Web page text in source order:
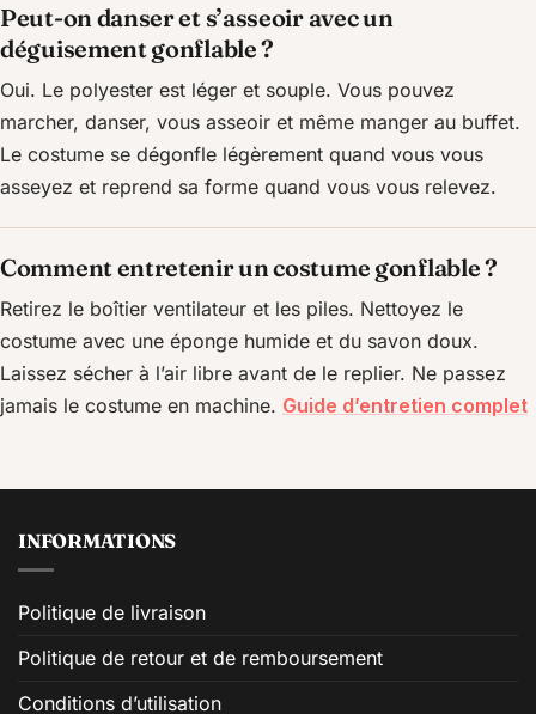
Peut-on danser et s’asseoir avec un
déguisement gonflable ?
Oui. Le polyester est léger et souple. Vous pouvez
marcher, danser, vous asseoir et même manger au buffet.
Le costume se dégonfle légèrement quand vous vous
asseyez et reprend sa forme quand vous vous relevez.
Comment entretenir un costume gonflable ?
Retirez le boîtier ventilateur et les piles. Nettoyez le
costume avec une éponge humide et du savon doux.
Laissez sécher à l’air libre avant de le replier. Ne passez
jamais le costume en machine. Guide d’entretien complet
INFORMATIONS
Politique de livraison
Politique de retour et de remboursement
Conditions d’utilisation